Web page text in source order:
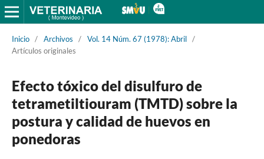
Inicio / Archivos / Vol. 14 Núm. 67 (1978): Abril /
Artículos originales
Efecto tóxico del disulfuro de
tetrametiltiouram (TMTD) sobre la
postura y calidad de huevos en
ponedoras